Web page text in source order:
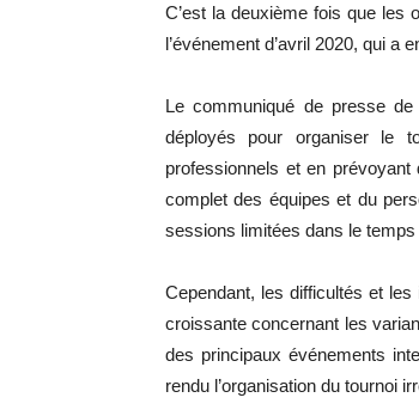
C’est la deuxième fois que les
l’événement d’avril 2020, qui a
Le communiqué de presse
déployés pour organiser le
professionnels et en
complet des équipes et du
sessions limitées dans le
Cependant, les difficultés et les
croissante concernant les
des principaux événements
rendu l’organisation du tournoi